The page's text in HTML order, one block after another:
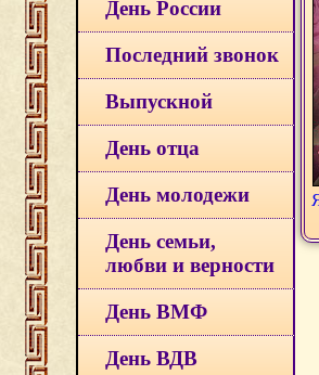
День России
Последний звонок
Выпускной
День отца
День молодежи
День семьи,
любви и верности
День ВМФ
День ВДВ